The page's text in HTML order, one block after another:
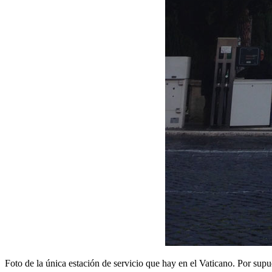
Foto de la única estación de servicio que hay en el Vaticano. Por